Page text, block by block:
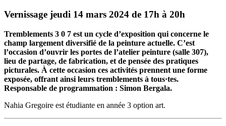
Vernissage jeudi 14 mars 2024 de 17h à 20h
Tremblements 3 0 7 est un cycle d’exposition qui concerne le
champ largement diversifié de la peinture actuelle. C’est
l’occasion d’ouvrir les portes de l’atelier peinture (salle 307),
lieu de partage, de fabrication, et de pensée des pratiques
picturales. À cette occasion ces activités prennent une forme
exposée, offrant ainsi leurs tremblements à tous·tes.
Responsable de programmation : Simon Bergala.
Nahia Gregoire est étudiante en année 3 option art.